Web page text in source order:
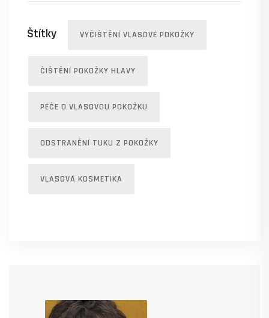
Štítky VYČIŠTĚNÍ VLASOVÉ POKOŽKY
ČIŠTĚNÍ POKOŽKY HLAVY
PÉČE O VLASOVOU POKOŽKU
ODSTRANĚNÍ TUKU Z POKOŽKY
VLASOVÁ KOSMETIKA